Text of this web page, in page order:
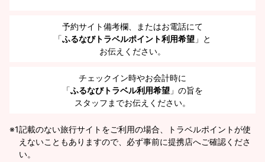
予約サイト備考欄、またはお電話にて
「ふるなびトラベルポイント利用希望 」と
お伝えください。
チェックイン時やお会計時に
「ふるなびトラベル利用希望 」の旨を
スタッフまでお伝えください。
※1記載のない旅行サイトをご利用の場合、トラベルポイントが使
えないこともありますので、必ず事前に提携店へご確認くださ
い。